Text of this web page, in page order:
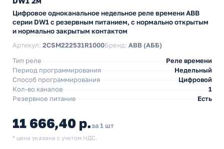
Цифровое одноканальное недельное реле времени ABB
серии DW1 с резервным питанием, с нормально открытым
и нормально закрытым контактом
Артикул: 2CSM222531R1000Бренд: ABB (АББ)
Тип реле
Реле времени
Период программирования
Недельный
Способ программирования
Цифровой
Кол-во каналов
1
Резервное питание
Есть
11 666,40 р.за 1 шт
* цена указана с учетом НДС.